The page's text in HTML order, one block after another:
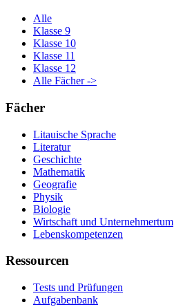
Alle
Klasse 9
Klasse 10
Klasse 11
Klasse 12
Alle Fächer ->
Fächer
Litauische Sprache
Literatur
Geschichte
Mathematik
Geografie
Physik
Biologie
Wirtschaft und Unternehmertum
Lebenskompetenzen
Ressourcen
Tests und Prüfungen
Aufgabenbank